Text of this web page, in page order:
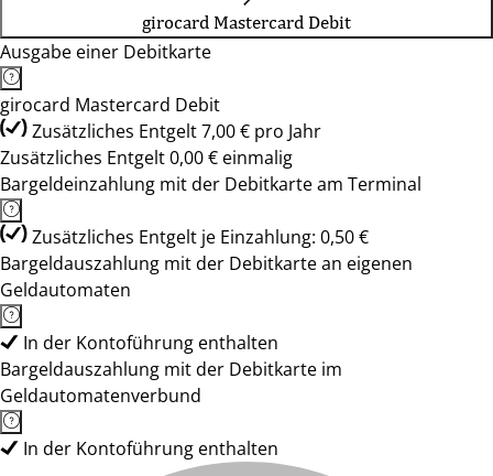
girocard Mastercard Debit
Ausgabe einer Debitkarte
girocard Mastercard Debit
Zusätzliches Entgelt 7,00 € pro Jahr
Zusätzliches Entgelt 0,00 € einmalig
Bargeldeinzahlung mit der Debitkarte am Terminal
Zusätzliches Entgelt je Einzahlung: 0,50 €
Bargeldauszahlung mit der Debitkarte an eigenen
Geldautomaten
In der Kontoführung enthalten
Bargeldauszahlung mit der Debitkarte im
Geldautomatenverbund
In der Kontoführung enthalten